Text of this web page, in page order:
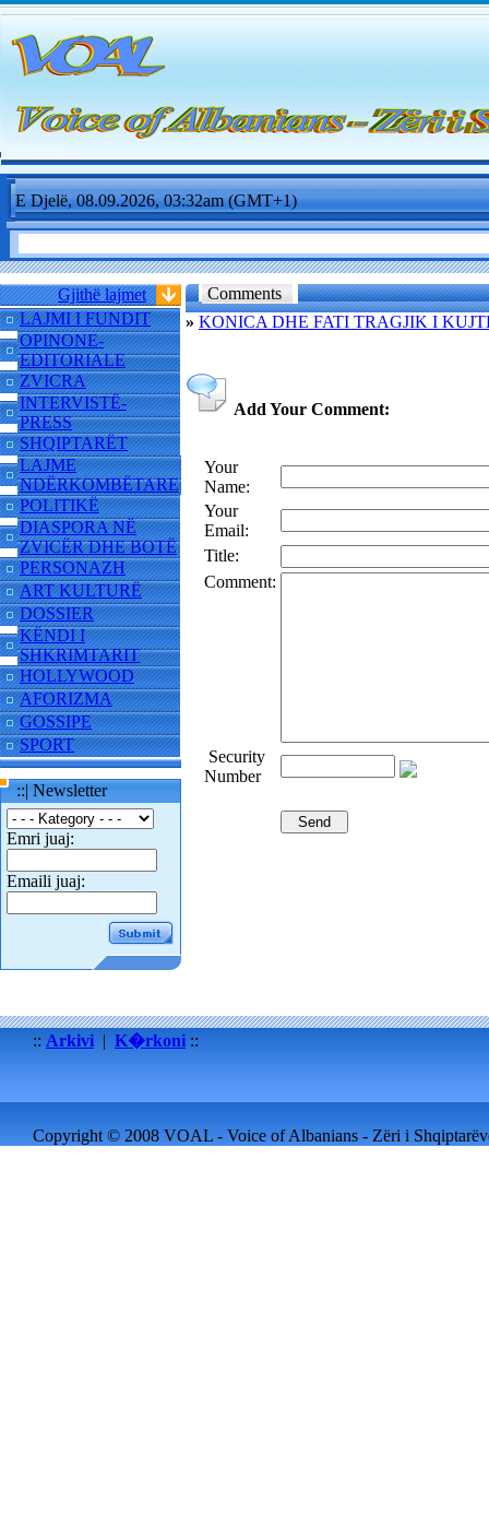
E Djelë, 08.09.2026, 03:32am (GMT+1)
Gjithë lajmet
LAJMI I FUNDIT
OPINONE-
EDITORIALE
ZVICRA
INTERVISTË-
PRESS
SHQIPTARËT
LAJME
NDËRKOMBËTARE
POLITIKË
DIASPORA NË
ZVICËR DHE BOTË
PERSONAZH
ART KULTURË
DOSSIER
KËNDI I
SHKRIMTARIT
HOLLYWOOD
AFORIZMA
GOSSIPE
SPORT
::| Newsletter
Emri juaj:
Emaili juaj:
Comments
» KONICA DHE FATI TRAGJIK I
Add Your Comment:
Your
Name:
Your
Email:
Title:
Comment:
Security
Number
:: Arkivi | K�rkoni ::
Copyright © 2008 VOAL - Voice of Albanians - Zëri i